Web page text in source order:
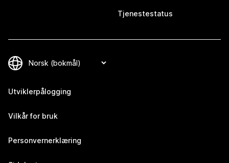
Tjenestestatus
Utviklerpålogging
Vilkår for bruk
Personvernerklæring